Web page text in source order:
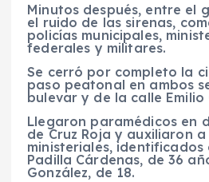
Minutos después, entre el
el ruido de las sirenas,
policías municipales,
federales y militares.
Se cerró por completo la
paso peatonal en ambos
bulevar y de la calle Emilio
Llegaron paramédicos en
de Cruz Roja y auxiliaron a
ministeriales, identificados
Padilla Cárdenas, de 36
González, de 18.